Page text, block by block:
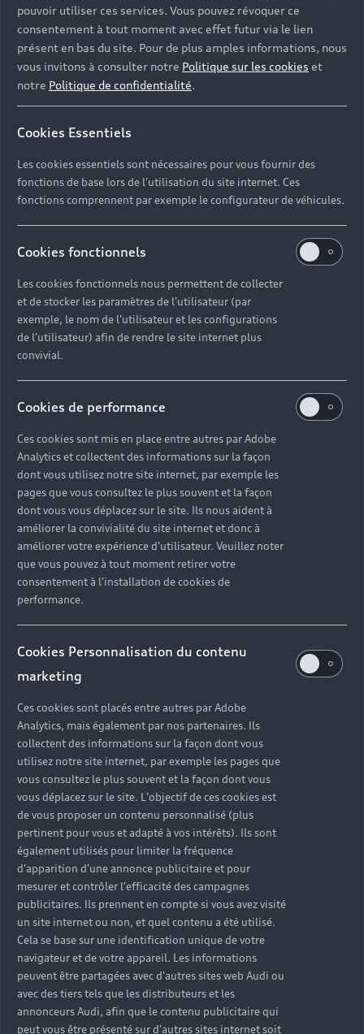
pouvoir utiliser ces services. Vous pouvez révoquer ce
consentement à tout moment avec effet futur via le lien
présent en bas du site. Pour de plus amples informations, nous
vous invitons à consulter notre Politique sur les cookies et
notre Politique de confidentialité.
Cookies Essentiels
Les cookies essentiels sont nécessaires pour vous fournir des
fonctions de base lors de l'utilisation du site internet. Ces
fonctions comprennent par exemple le configurateur de véhicules.
Cookies fonctionnels
Les cookies fonctionnels nous permettent de collecter
et de stocker les paramètres de l'utilisateur (par
exemple, le nom de l'utilisateur et les configurations
de l'utilisateur) afin de rendre le site internet plus
convivial.
Cookies de performance
Ces cookies sont mis en place entre autres par Adobe
Analytics et collectent des informations sur la façon
dont vous utilisez notre site internet, par exemple les
pages que vous consultez le plus souvent et la façon
dont vous vous déplacez sur le site. Ils nous aident à
améliorer la convivialité du site internet et donc à
améliorer votre expérience d'utilisateur. Veuillez noter
que vous pouvez à tout moment retirer votre
consentement à l'installation de cookies de
performance.
Cookies Personnalisation du contenu
marketing
Ces cookies sont placés entre autres par Adobe
Analytics, mais également par nos partenaires. Ils
collectent des informations sur la façon dont vous
utilisez notre site internet, par exemple les pages que
vous consultez le plus souvent et la façon dont vous
vous déplacez sur le site. L'objectif de ces cookies est
de vous proposer un contenu personnalisé (plus
pertinent pour vous et adapté à vos intérêts). Ils sont
également utilisés pour limiter la fréquence
d'apparition d'une annonce publicitaire et pour
mesurer et contrôler l'efficacité des campagnes
publicitaires. Ils prennent en compte si vous avez visité
un site internet ou non, et quel contenu a été utilisé.
Cela se base sur une identification unique de votre
navigateur et de votre appareil. Les informations
peuvent être partagées avec d'autres sites web Audi ou
avec des tiers tels que les distributeurs et les
annonceurs Audi, afin que le contenu publicitaire qui
peut vous être présenté sur d'autres sites internet soit